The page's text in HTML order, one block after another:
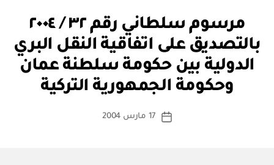
التصنيفات
س
مرسوم سلطاني رقم ٣٢ / ٢٠٠٤
بالتصديق على اتفاقية النقل البري
الدولية بين حكومة سلطنة عمان
وحكومة الجمهورية التركية
كاتب
بو
س
ة
تاريخ
17 مارس 2004